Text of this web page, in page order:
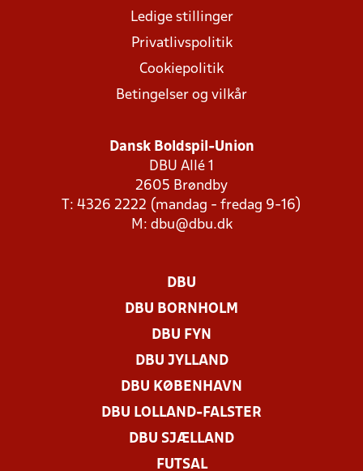
Ledige stillinger
Privatlivspolitik
Cookiepolitik
Betingelser og vilkår
Dansk Boldspil-Union
DBU Allé 1
2605 Brøndby
T: 4326 2222 (mandag - fredag 9-16)
M: dbu@dbu.dk
DBU
DBU BORNHOLM
DBU FYN
DBU JYLLAND
DBU KØBENHAVN
DBU LOLLAND-FALSTER
DBU SJÆLLAND
FUTSAL